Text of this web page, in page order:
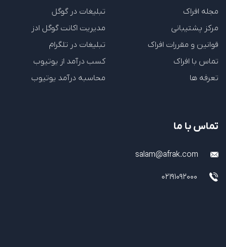
مجله افراک
مرکز پشتیبانی
قوانین و مقررات افراک
تماس با افراک
تعرفه ها
تبلیغات در گوگل
مدیریت اکانت گوگل ادز
تبلیغات در تلگرام
کسب درآمد از یوتیوب
محاسبه درآمد یوتیوب
تماس با ما
salam@afrak.com
02191092000